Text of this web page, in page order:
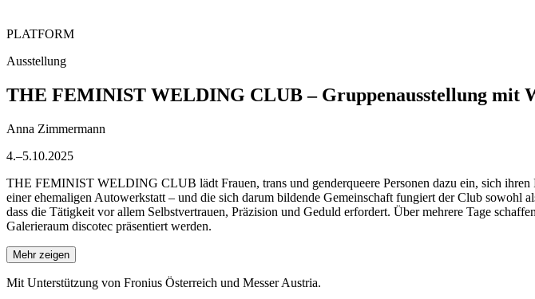
PLATFORM
Ausstellung
THE FEMINIST WELDING CLUB – Gruppenausstellung mit
Anna Zimmermann
4.–5.10.2025
THE FEMINIST WELDING CLUB lädt Frauen, trans und genderqueere Personen dazu ein, sich
einer ehemaligen Autowerkstatt – und die sich darum bildende Gemeinschaft fungiert der Club sowohl
dass die Tätigkeit vor allem Selbstvertrauen, Präzision und Geduld erfordert. Über mehrere Tage
Galerieraum discotec präsentiert werden.
Mehr zeigen
Mit Unterstützung von Fronius Österreich und Messer Austria.